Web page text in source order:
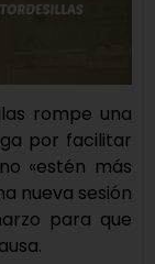
rompe una
por facilitar
«estén más
nueva sesión
para que